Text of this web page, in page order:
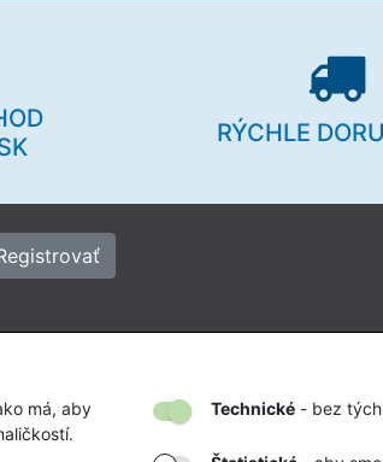
má, aby
Technické - bez
RÝCHLE
Zákazky na mieru
Partnerstvá a spolupráca